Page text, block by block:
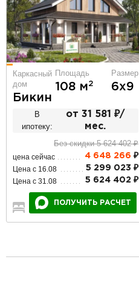
Каркасный
дом
Бикин
Площадь
108 м2
Размер
6х9
В
ипотеку:
от 31 581 ₽/
мес.
Без скидки 5 624 402 ₽
цена сейчас 4 648 266 ₽
Цена с 16.08 5 299 023 ₽
Цена с 31.08 5 624 402 ₽
3
ПОЛУЧИТЬ РАСЧЕТ